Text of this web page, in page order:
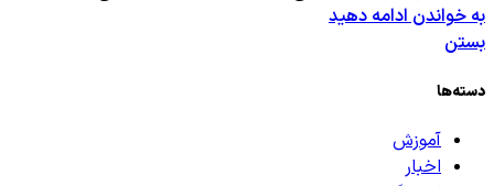
به خواندن ادامه دهید
بستن
دسته‌ها
آموزش
اخبار